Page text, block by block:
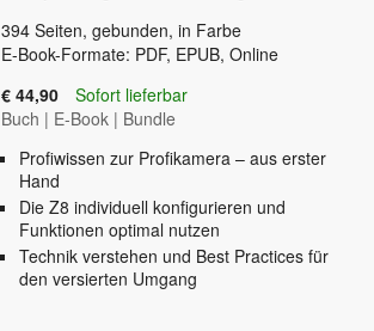
394 Seiten, gebunden, in Farbe
E-Book-Formate: PDF, EPUB, Online
€ 44,90
Sofort lieferbar
Buch | E-Book | Bundle
Profiwissen zur Profikamera – aus erster
Hand
Die Z8 individuell konfigurieren und
Funktionen optimal nutzen
Technik verstehen und Best Practices für
den versierten Umgang